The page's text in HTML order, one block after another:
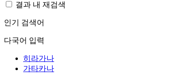
결과 내 재검색
인기 검색어
다국어 입력
히라가나
가타카나